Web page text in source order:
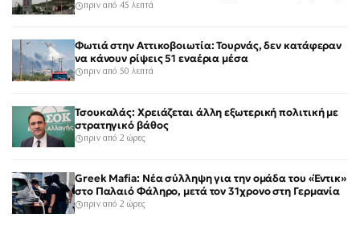
πριν από 45 λεπτά
Φωτιά στην Αττικοβοιωτία: Τουρνάς, δεν κατάφεραν
να κάνουν ρίψεις 51 εναέρια μέσα
πριν από 50 λεπτά
Τσουκαλάς: Χρειάζεται άλλη εξωτερική πολιτική με
στρατηγικό βάθος
πριν από 2 ώρες
Greek Mafia: Νέα σύλληψη για την ομάδα του «Έντικ»
στο Παλαιό Φάληρο, μετά τον 31χρονο στη Γερμανία
πριν από 2 ώρες